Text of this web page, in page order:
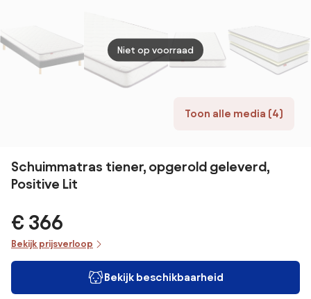
Toon alle media (4)
Niet op voorraad
Schuimmatras tiener, opgerold geleverd,
Positive Lit
€ 366
Bekijk prijsverloop
Bekijk beschikbaarheid